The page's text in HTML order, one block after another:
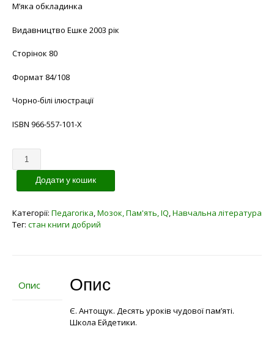
М’яка обкладинка
Видавництво Ешке 2003 рік
Сторінок 80
Формат 84/108
Чорно-білі ілюстрації
ISBN 966-557-101-Х
Кількість
Додати у кошик
Категорії: Педагогіка Мозок, Пам'ять, IQ Навчальна література
Тег: стан книги добрий
Опис Опис
Є. Антощук. Десять уроків чудової пам’яті.
Школа Ейдетики.